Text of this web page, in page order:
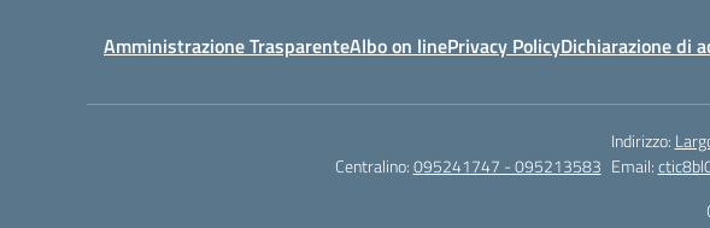
Amministrazione TrasparenteAlbo on linePrivacy PolicyDichiarazione di
Indirizzo:
Centralino:095241747 - 095213583 Email: